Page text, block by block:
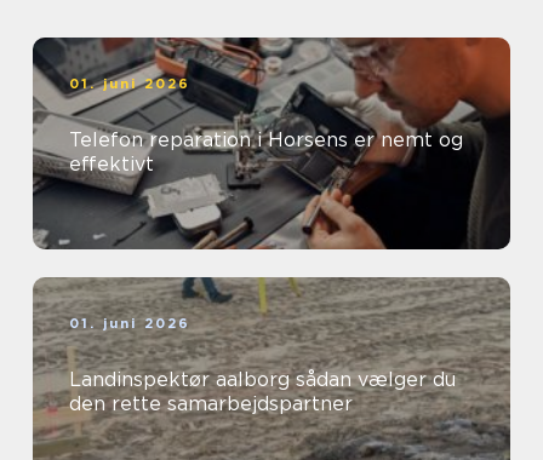
01. juni 2026
Telefon reparation i Horsens er nemt og
effektivt
01. juni 2026
Landinspektør aalborg sådan vælger du
den rette samarbejdspartner